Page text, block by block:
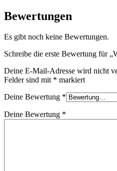
Bewertungen
Es gibt noch keine Bewertungen.
Schreibe die erste Bewertung für
Deine E-Mail-Adresse wird nicht
Felder sind mit * markiert
Deine Bewertung *
Deine Bewertung *